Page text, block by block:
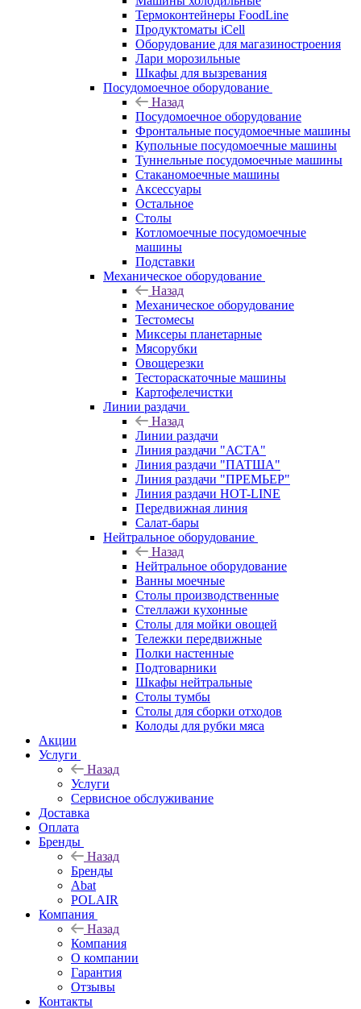
Термоконтейнеры FoodLine
Продуктоматы iCell
Оборудование для магазиностроения
Лари морозильные
Шкафы для вызревания
Посудомоечное оборудование
Назад
Посудомоечное оборудование
Фронтальные посудомоечные машины
Купольные посудомоечные машины
Туннельные посудомоечные машины
Стаканомоечные машины
Аксессуары
Остальное
Столы
Котломоечные посудомоечные
машины
Подставки
Механическое оборудование
Назад
Механическое оборудование
Тестомесы
Миксеры планетарные
Мясорубки
Овощерезки
Тестораскаточные машины
Картофелечистки
Линии раздачи
Назад
Линии раздачи
Линия раздачи "АСТА"
Линия раздачи "ПАТША"
Линия раздачи "ПРЕМЬЕР"
Линия раздачи HOT-LINE
Передвижная линия
Салат-бары
Нейтральное оборудование
Назад
Нейтральное оборудование
Ванны моечные
Столы производственные
Стеллажи кухонные
Столы для мойки овощей
Тележки передвижные
Полки настенные
Подтоварники
Шкафы нейтральные
Столы тумбы
Столы для сборки отходов
Колоды для рубки мяса
Акции
Услуги
Назад
Услуги
Сервисное обслуживание
Доставка
Оплата
Бренды
Назад
Бренды
Abat
POLAIR
Компания
Назад
Компания
О компании
Гарантия
Отзывы
Контакты